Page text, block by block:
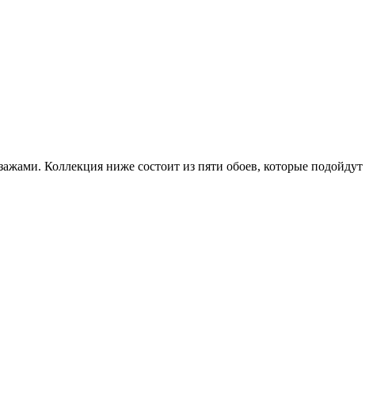
Коллекция ниже состоит из пяти обоев, которые подойдут